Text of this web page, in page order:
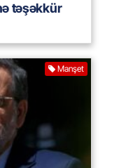
təşəkkür
Manşet